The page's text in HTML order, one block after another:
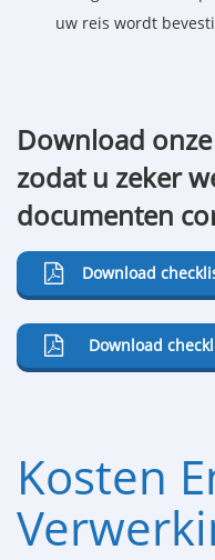
uw reis wordt
Download
zodat u zeker
documenten
Download
Download
Kosten